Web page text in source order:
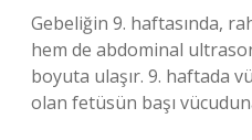
Gebeliğin 9. haftasında,
hem de abdominal
boyuta ulaşır. 9. haftada
olan fetüsün başı